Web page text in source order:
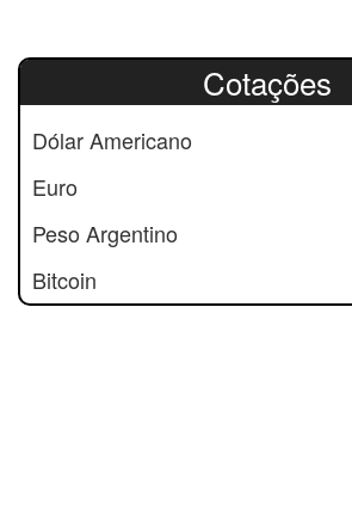
Cotações
Dólar Americano
Euro
Peso Argentino
Bitcoin